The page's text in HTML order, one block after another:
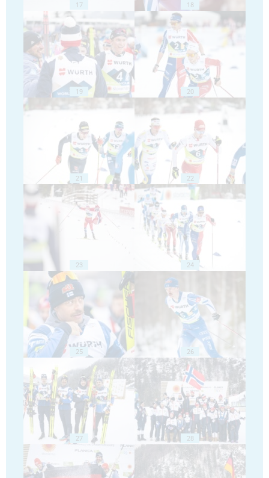
17 18
19 20
21 22
23 24
25 26
27 28